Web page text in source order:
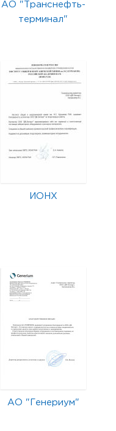
АО "Транснефть-
терминал"
ИОНХ
АО "Генериум"